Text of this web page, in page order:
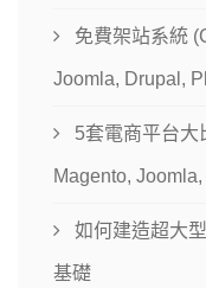
免費架站系統
Joomla, Drupal,
5套電商平台大
Magento,
如何建造超大
基礎